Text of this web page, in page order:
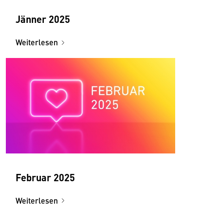
Jänner 2025
Weiterlesen
Februar 2025
Weiterlesen